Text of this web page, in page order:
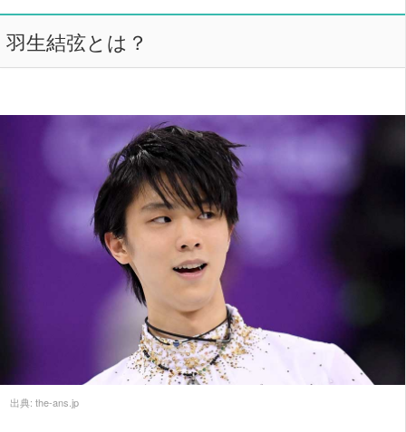
羽生結弦とは？
出典: the-ans.jp